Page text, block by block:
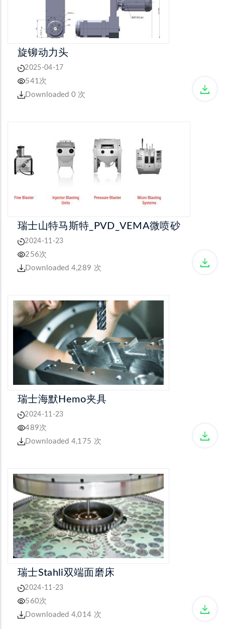
旋铆动力头
2025-04-17
541次
Downloaded 0 次
瑞士山特马斯特_PVD_VEMA微喷砂
2024-11-23
256次
Downloaded 4,289 次
瑞士海默Hemo夹具
2024-11-23
489次
Downloaded 4,175 次
瑞士Stahli双端面磨床
2024-11-23
560次
Downloaded 4,014 次